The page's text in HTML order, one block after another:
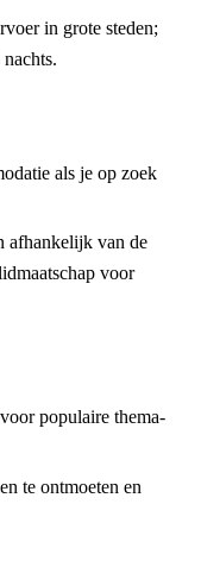
in grote steden;
als je op zoek
afhankelijk van de
voor
populaire thema-
te ontmoeten en